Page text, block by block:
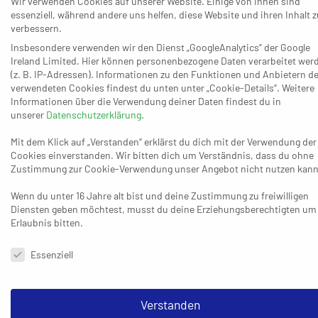
Der einzige West-Verein mit einem positiven Jetzt-Stand
ist der Longericher SC, der nach dem hart erarbeiteten
26:25 vom 11. Oktober beim TuS 82 Opladen eine Pause
hatte – und die von diesem Datum verlegte Partie gegen
den Letzten TV Homburg (1:15) am sonst spielfreien 1.
November nachholt. Dass die Mannschaft von Trainer
Chris Stark dann in eigener Halle einen Sieg erwartet, ist
nachvollziehbar – und am Samstag beim Vorletzten TSG
Haßloch streben die definitiv favorisierten Kölner
ebenfalls einen Erfolg an. Danach hält der kommende
Monat im Übrigen drei Begegnungen mit Konkurrenten
da bereits zu Hause sind: Am 8. November geht es gegen
November zum TV Kirchzell (Vierter/12:2) und am 22.
November gegen die HSG Hanau (Zehnter/7:7).
essenziell, während andere uns helfen, diese Website und ihren Inhalt
verbessern.
Insbesondere verwenden wir den Dienst „GoogleAnalytics“ der Google
Ireland Limited. Hier können personenbezogene Daten verarbeitet
(z. B. IP-Adressen). Informationen zu den Funktionen und Anbietern
verwendeten Cookies findest du unten unter „Cookie-Details“. Weitere
Informationen über die Verwendung deiner Daten findest du in
unserer Datenschutzerklärung.
Mit dem Klick auf „Verstanden“ erklärst du dich mit der Verwendung der
Cookies einverstanden. Wir bitten dich um Verständnis, dass du ohne
Zustimmung zur Cookie-Verwendung unser Angebot nicht nutzen
Wenn du unter 16 Jahre alt bist und deine Zustimmung zu freiwilligen
Diensten geben möchtest, musst du deine Erziehungsberechtigten um
Erlaubnis bitten.
Datenschutzeinstellungen & Nutzungsbedingungen
Essenziell
Verstanden